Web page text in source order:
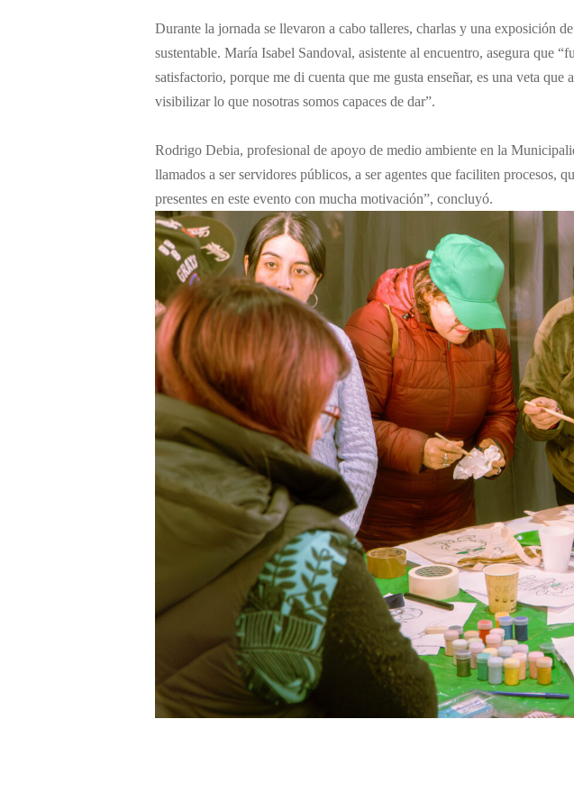
Durante la jornada se llevaron a cabo talleres, charlas y una exposición
sustentable. María Isabel Sandoval, asistente al encuentro, asegura que
satisfactorio, porque me di cuenta que me gusta enseñar, es una veta
visibilizar lo que nosotras somos capaces de dar”.
Rodrigo Debia, profesional de apoyo de medio ambiente en la
llamados a ser servidores públicos, a ser agentes que faciliten procesos,
presentes en este evento con mucha motivación”, concluyó.